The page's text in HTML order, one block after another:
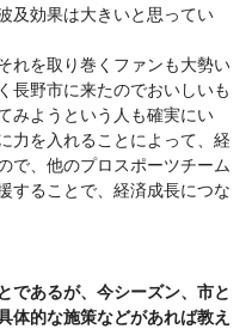
及効果は大きいと思ってい
れを取り巻くファンも大勢い
長野市に来たのでおいしいも
みようという人も確実にい
力を入れることによって、経
で、他のプロスポーツチーム
することで、経済成長につな
であるが、今シーズン、市と
体的な施策などがあれば教え